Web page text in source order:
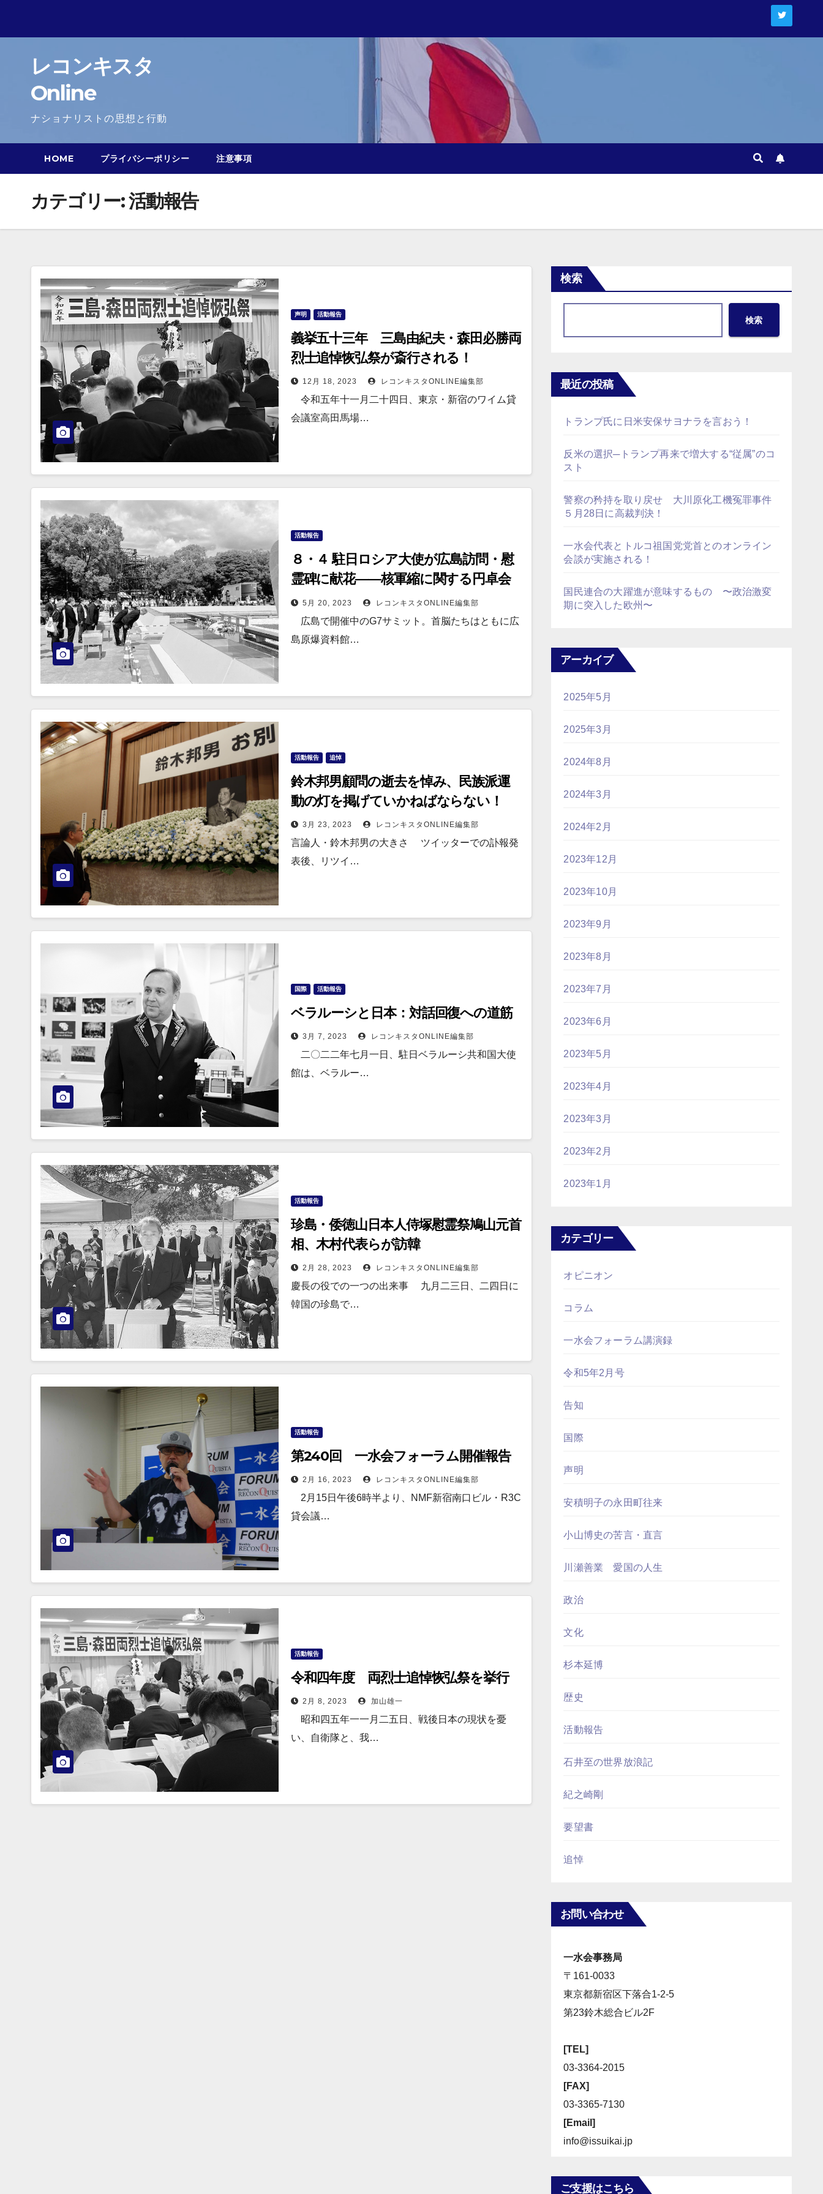
レコンキスタ
Online
ナショナリストの思想と行動
HOME プライバシーポリシー 注意事項
カテゴリー:活動報告
声明 活動報告
義挙五十三年 三島由紀夫・森田必勝両
烈士追悼恢弘祭が斎行される！
12月 18, 2023 レコンキスタONLINE編集部
令和五年十一月二十四日、東京・新宿のワイム貸
会議室高田馬場…
活動報告
８・４ 駐日ロシア大使が広島訪問・慰
霊碑に献花——核軍縮に関する円卓会
議を弊会と共催
5月 20, 2023 レコンキスタONLINE編集部
広島で開催中のG7サミット。首脳たちはともに広
島原爆資料館…
活動報告 追悼
鈴木邦男顧問の逝去を悼み、民族派運
動の灯を掲げていかねばならない！
3月 23, 2023 レコンキスタONLINE編集部
言論人・鈴木邦男の大きさ ツイッターでの訃報発
表後、リツイ…
国際 活動報告
ベラルーシと日本：対話回復への道筋
3月 7, 2023 レコンキスタONLINE編集部
二〇二二年七月一日、駐日ベラルーシ共和国大使
館は、ベラルー…
活動報告
珍島・倭徳山日本人侍塚慰霊祭鳩山元首
相、木村代表らが訪韓
2月 28, 2023 レコンキスタONLINE編集部
慶長の役での一つの出来事 九月二三日、二四日に
韓国の珍島で…
活動報告
第240回 一水会フォーラム開催報告
2月 16, 2023 レコンキスタONLINE編集部
2月15日午後6時半より、NMF新宿南口ビル・R3C
貸会議…
活動報告
令和四年度 両烈士追悼恢弘祭を挙行
2月 8, 2023 加山雄一
昭和四五年一一月二五日、戦後日本の現状を憂
い、自衛隊と、我…
検索
検索
最近の投稿
トランプ氏に日米安保サヨナラを言おう！
反米の選択─トランプ再来で増大する“従属”のコ
スト
警察の矜持を取り戻せ 大川原化工機冤罪事件
５月28日に高裁判決！
一水会代表とトルコ祖国党党首とのオンライン
会談が実施される！
国民連合の大躍進が意味するもの 〜政治激変
期に突入した欧州〜
アーカイブ
2025年5月
2025年3月
2024年8月
2024年3月
2024年2月
2023年12月
2023年10月
2023年9月
2023年8月
2023年7月
2023年6月
2023年5月
2023年4月
2023年3月
2023年2月
2023年1月
カテゴリー
オピニオン
コラム
一水会フォーラム講演録
令和5年2月号
告知
国際
声明
安積明子の永田町往来
小山博史の苦言・直言
川瀬善業 愛国の人生
政治
文化
杉本延博
歴史
活動報告
石井至の世界放浪記
紀之崎剛
要望書
追悼
お問い合わせ
一水会事務局
〒161-0033
東京都新宿区下落合1-2-5
第23鈴木総合ビル2F
[TEL]
03-3364-2015
[FAX]
03-3365-7130
[Email]
info@issuikai.jp
ご支援はこちら